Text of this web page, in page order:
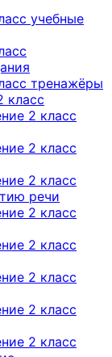
учебные
тренажёры
класс
2 класс
2 класс
2 класс
речи
2 класс
2 класс
2 класс
2 класс
2 класс